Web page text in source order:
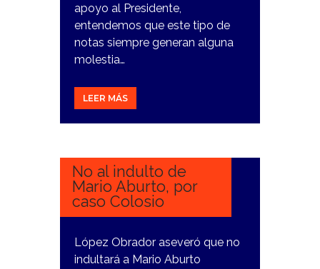
apoyo al Presidente,
entendemos que este tipo de
notas siempre generan alguna
molestia…
LEER MÁS
30
No al indulto de
Mario Aburto, por
caso Colosio
López Obrador aseveró que no
indultará a Mario Aburto